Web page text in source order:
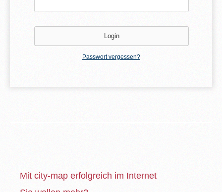
Passwort vergessen?
Mit city-map erfolgreich im Internet